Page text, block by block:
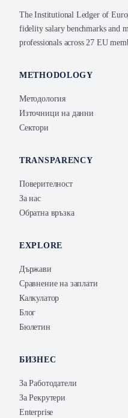
The Institutional Ledger of
fidelity salary benchmarks and
professionals across 27 EU
METHODOLOGY
Методология
Източници на данни
Сектори
TRANSPARENCY
Поверителност
За нас
Обратна връзка
EXPLORE
Държави
Сравнение на заплати
Калкулатор
Блог
Бюлетин
БИЗНЕС
За Работодатели
За Рекрутери
Enterprise